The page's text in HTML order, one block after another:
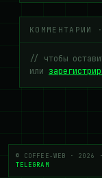
КОММЕНТАРИИ
// чтобы
или
© COFFEE-WEB · 2026
TELEGRAM